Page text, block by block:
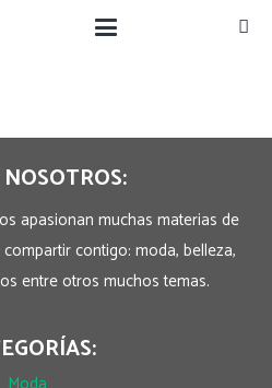
apasionan muchas materias de
contigo: moda, belleza,
entre otros muchos temas.